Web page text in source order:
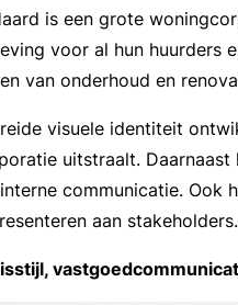
is een grote
voor al hun huurders
van onderhoud en
visuele identiteit
uitstraalt.
communicatie. Ook
aan stakeholders.